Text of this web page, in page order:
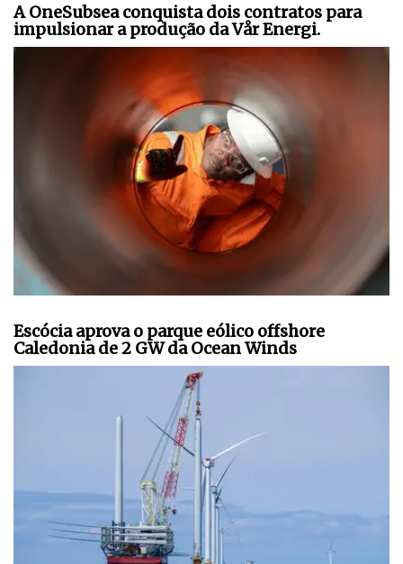
A OneSubsea conquista dois contratos para
impulsionar a produção da Vår Energi.
Escócia aprova o parque eólico offshore
Caledonia de 2 GW da Ocean Winds